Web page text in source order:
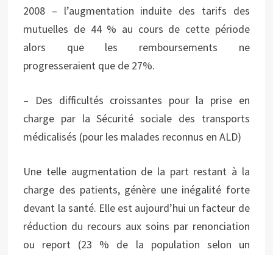
2008 – l’augmentation induite des tarifs des
mutuelles de 44 % au cours de cette période
alors que les remboursements ne
progresseraient que de 27%.
– Des difficultés croissantes pour la prise en
charge par la Sécurité sociale des transports
médicalisés (pour les malades reconnus en ALD)
Une telle augmentation de la part restant à la
charge des patients, génère une inégalité forte
devant la santé. Elle est aujourd’hui un facteur de
réduction du recours aux soins par renonciation
ou report (23 % de la population selon un